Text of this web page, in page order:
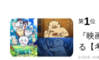
第1位
『
る【
2026-